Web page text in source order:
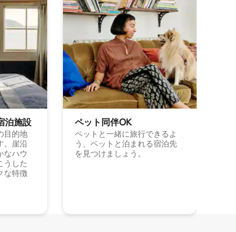
泊施⁠設
目的地
。崖沿
なハウ
うした
な特徴
ペット同⁠伴OK
ペットと一緒に旅行できるよ
う、ペットと泊まれる宿泊先
を見つけましょう。